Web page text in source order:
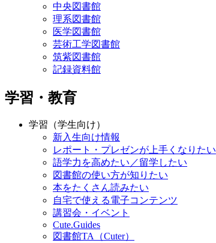
中央図書館
理系図書館
医学図書館
芸術工学図書館
筑紫図書館
記録資料館
学習・教育
学習（学生向け）
新入生向け情報
レポート・プレゼンが上手くなりたい
語学力を高めたい／留学したい
図書館の使い方が知りたい
本をたくさん読みたい
自宅で使える電子コンテンツ
講習会・イベント
Cute.Guides
図書館TA（Cuter）